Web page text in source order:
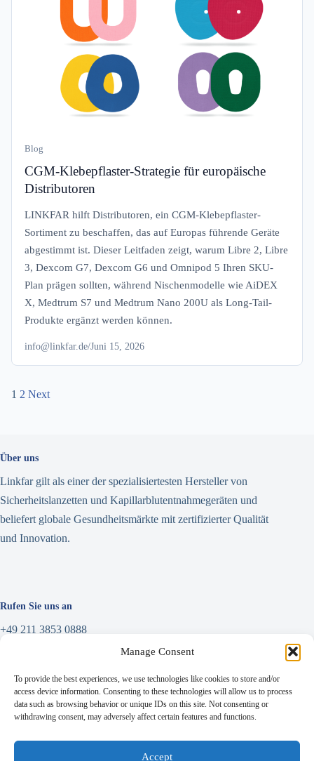
Manage Consent
To provide the best experiences, we use technologies like cookies to store and/or
access device information. Consenting to these technologies will allow us to process
data such as browsing behavior or unique IDs on this site. Not consenting or
withdrawing consent, may adversely affect certain features and functions.
Accept
Blog
CGM-Klebepflaster-Strategie für europäische
Distributoren
LINKFAR hilft Distributoren, ein CGM-Klebepflaster-
Sortiment zu beschaffen, das auf Europas führende Geräte
abgestimmt ist. Dieser Leitfaden zeigt, warum Libre 2, Libre
3, Dexcom G7, Dexcom G6 und Omnipod 5 Ihren SKU-
Plan prägen sollten, während Nischenmodelle wie AiDEX
X, Medtrum S7 und Medtrum Nano 200U als Long-Tail-
Produkte ergänzt werden können.
info@linkfar.de/Juni 15, 2026
Posts
1 2 Next
Über uns
Linkfar gilt als einer der spezialisiertesten Hersteller von
Sicherheitslanzetten und Kapillarblutentnahmegeräten und
beliefert globale Gesundheitsmärkte mit zertifizierter Qualität
und Innovation.
Rufen Sie uns an
+49 211 3853 0888
info@linkfar.de